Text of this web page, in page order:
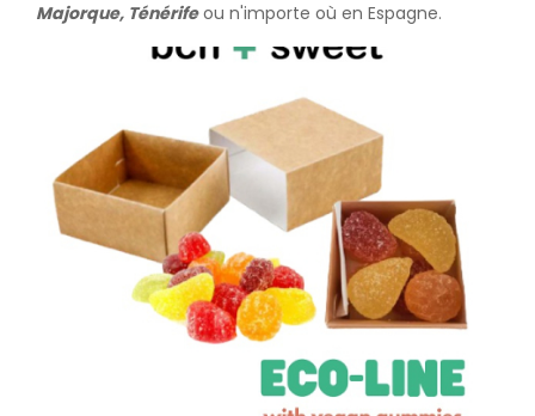
Majorque, Ténérifeou n'importe où en Espagne.